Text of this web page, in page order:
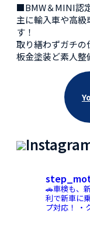
■BMW＆MINI認
主に輸入車や高
す！
取り繕わずガチの
板金塗装ど素人整
🚗車検も、
利で新車に
プ対応！
・